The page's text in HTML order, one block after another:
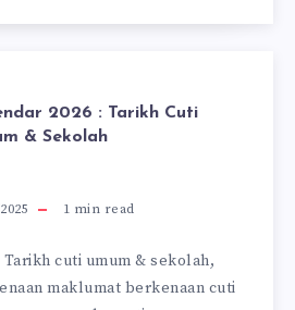
2026 : Tarikh Cuti
& Sekolah
1 min read
Tarikh cuti umum & sekolah,
maklumat berkenaan cuti